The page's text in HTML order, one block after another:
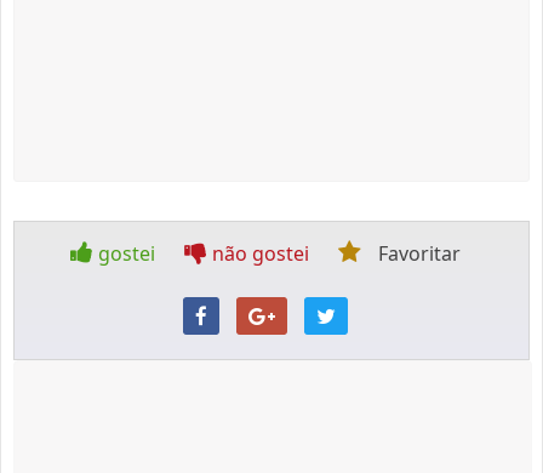
gostei não gostei Favoritar